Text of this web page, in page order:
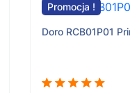
Promocja !
Doro RCB01P01